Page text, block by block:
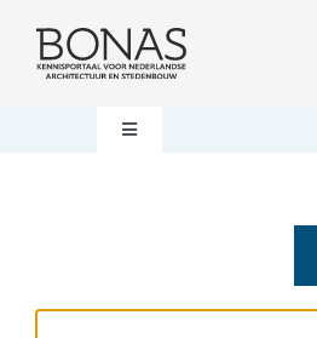
naar
BerichtenToggle